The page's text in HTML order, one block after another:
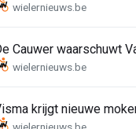
Cauwer waarschuwt
krijgt nieuwe